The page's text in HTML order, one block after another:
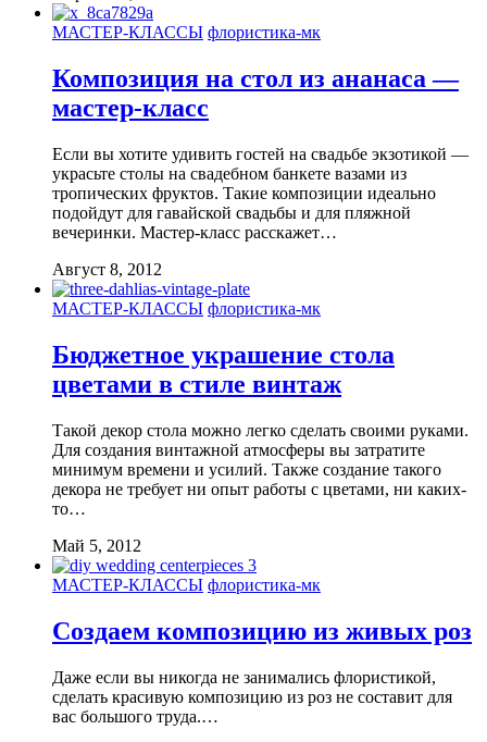
МАСТЕР-КЛАССЫ флористика-мк
Композиция на стол из ананаса —
мастер-класс
Если вы хотите удивить гостей на свадьбе экзотикой —
украсьте столы на свадебном банкете вазами из
тропических фруктов. Такие композиции идеально
подойдут для гавайской свадьбы и для пляжной
вечеринки. Мастер-класс расскажет…
Август 8, 2012
МАСТЕР-КЛАССЫ флористика-мк
Бюджетное украшение стола
цветами в стиле винтаж
Такой декор стола можно легко сделать своими руками.
Для создания винтажной атмосферы вы затратите
минимум времени и усилий. Также создание такого
декора не требует ни опыт работы с цветами, ни каких-
то…
Май 5, 2012
МАСТЕР-КЛАССЫ флористика-мк
Создаем композицию из живых роз
Даже если вы никогда не занимались флористикой,
сделать красивую композицию из роз не составит для
вас большого труда.…